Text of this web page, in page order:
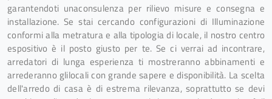
garantendoti unaconsulenza per rilievo misure e consegna e
installazione. Se stai cercando configurazioni di Illuminazione
conformi alla metratura e alla tipologia di locale, il nostro centro
espositivo è il posto giusto per te. Se ci verrai ad incontrare,
arredatori di lunga esperienza ti mostreranno abbinamenti e
arrederanno glilocali con grande sapere e disponibilità. La scelta
dell'arredo di casa è di estrema rilevanza, soprattutto se devi